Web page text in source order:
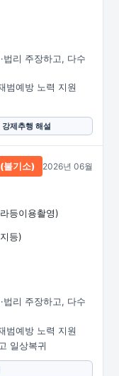
법리 주장하고, 다수
범예방 노력 지원
강제추행 해설
등이용촬영)
등)
불기소) 2026년 06월
법리 주장하고, 다수
범예방 노력 지원
일상복귀